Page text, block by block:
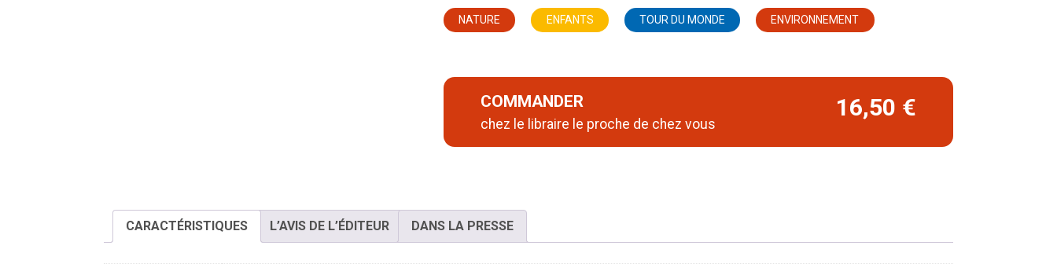
NATURE ENFANTS TOUR DU MONDE ENVIRONNEMENT
COMMANDER
chez le libraire le proche de chez vous
16,50 €
CARACTÉRISTIQUES L’AVIS DE L’ÉDITEUR DANS LA PRESSE